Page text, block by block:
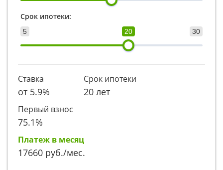
Срок ипотеки:
5 30
20
Ставка
от 5.9%
Срок ипотеки
20 лет
Первый взнос
75.1%
Платеж в месяц
17660 руб./мес.